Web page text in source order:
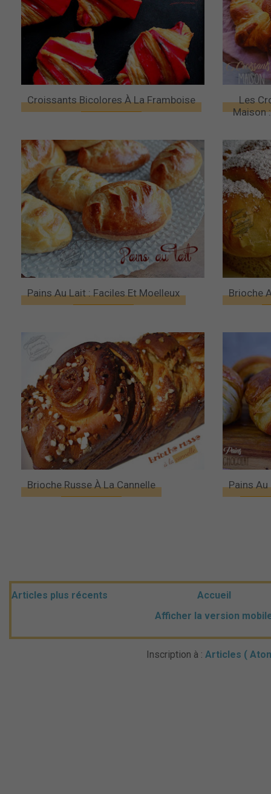
Croissants Bicolores À La Framboise
Les
Maison
Pains Au Lait : Faciles Et Moelleux Brioche
Brioche Russe À La Cannelle Pains
Articles plus récents
Accueil
Afficher la version
Inscription à :Articles (